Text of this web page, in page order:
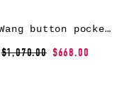
Uma Wang button pocket coat – Brown
$1,070.00 $668.00